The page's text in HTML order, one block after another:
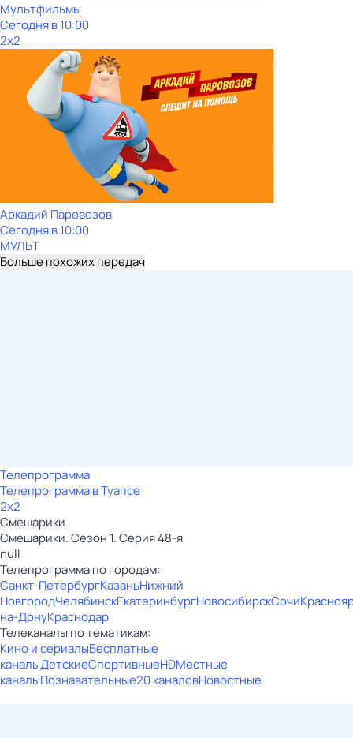
Мультфильмы
Сегодня в 10:00
2x2
Аркадий Паровозов
Сегодня в 10:00
МУЛЬТ
Больше похожих передач
Телепрограмма
Телепрограмма в Туапсе
2x2
Смешарики
Смешарики. Сезон 1. Серия 48-я
null
Телепрограмма по городам:
Санкт-ПетербургКазаньНижний
НовгородЧелябинскЕкатеринбургНовосибирскСочи
на-ДонуКраснодар
Телеканалы по тематикам:
Кино и сериалыБесплатные
каналыДетскиеСпортивныеHDМестные
каналыПознавательные20 каналовНовостные